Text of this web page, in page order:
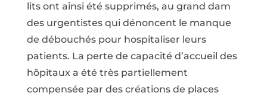
lits ont ainsi été supprimés, au grand dam
des urgentistes qui dénoncent le manque
de débouchés pour hospitaliser leurs
patients. La perte de capacité d’accueil des
hôpitaux a été très partiellement
compensée par des créations de places